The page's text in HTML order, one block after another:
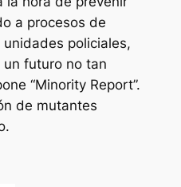
a procesos de
policiales,
futuro no tan
“Minority Report”.
de mutantes